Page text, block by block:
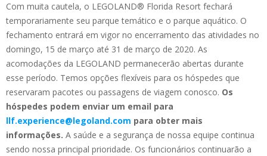
Com muita cautela, o LEGOLAND® Florida Resort fechará
temporariamente seu parque temático e o parque aquático. O
fechamento entrará em vigor no encerramento das atividades no
domingo, 15 de março até 31 de março de 2020. As
acomodações da LEGOLAND permanecerão abertas durante
esse período. Temos opções flexíveis para os hóspedes que
reservaram pacotes ou passagens de viagem conosco. Os
hóspedes podem enviar um email para
llf.experience@legoland.com para obter mais
informações. A saúde e a segurança de nossa equipe continua
sendo nossa principal prioridade. Os funcionários continuarão a